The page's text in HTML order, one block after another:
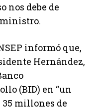
nos debe de
informó que,
Hernández,
(BID) en “un
millones de